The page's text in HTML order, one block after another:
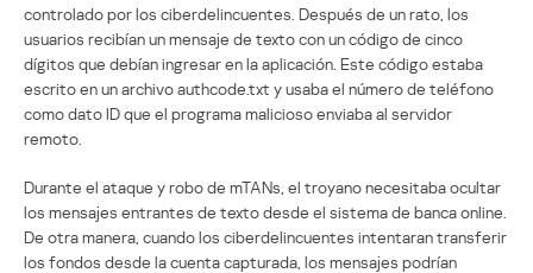
controlado por los ciberdelincuentes. Después de un rato, los
usuarios recibían un mensaje de texto con un código de cinco
dígitos que debían ingresar en la aplicación. Este código estaba
escrito en un archivo authcode.txt y usaba el número de teléfono
como dato ID que el programa malicioso enviaba al servidor
remoto.
Durante el ataque y robo de mTANs, el troyano necesitaba ocultar
los mensajes entrantes de texto desde el sistema de banca online.
De otra manera, cuando los ciberdelincuentes intentaran transferir
los fondos desde la cuenta capturada, los mensajes podrían